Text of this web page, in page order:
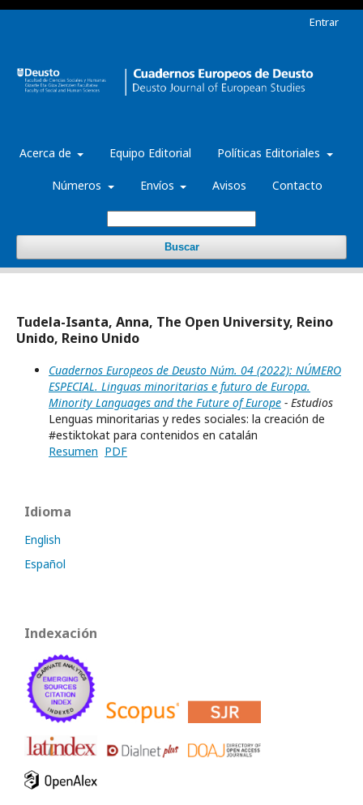
Acerca de Equipo Editorial Políticas Editoriales
Números Envíos Avisos Contacto
Buscar
Entrar
Tudela-Isanta, Anna, The Open University, Reino
Unido, Reino Unido
Cuadernos Europeos de Deusto Núm. 04 (2022): NÚMERO
ESPECIAL. Linguas minoritarias e futuro de Europa.
Minority Languages and the Future of Europe - Estudios
Lenguas minoritarias y redes sociales: la creación de
#estiktokat para contenidos en catalán
Resumen PDF
Idioma
English
Español
Indexación